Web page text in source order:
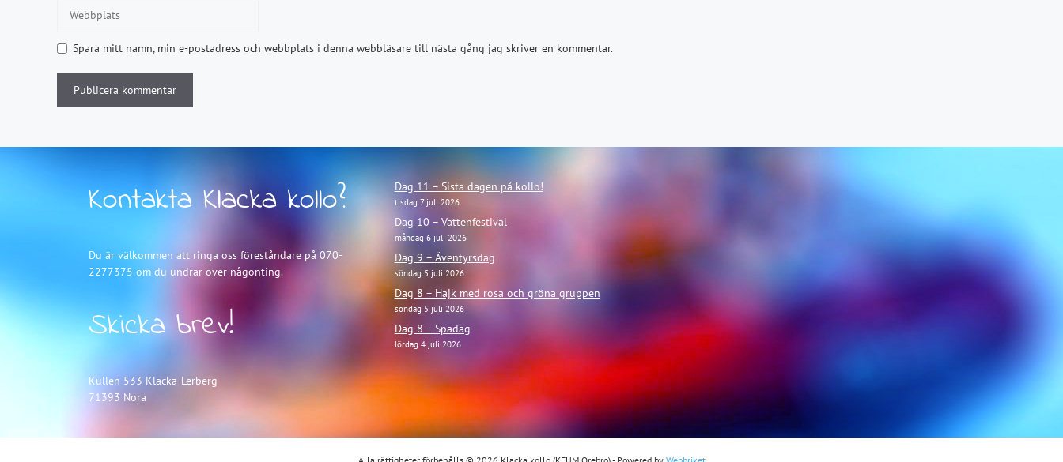
Spara mitt namn, min e-postadress och webbplats i denna webbläsare till nästa gång jag skriver en kommentar.
Kontakta Klacka kollo?
Du är välkommen att ringa oss föreståndare på 070-
2277375 om du undrar över någonting.
Skicka brev!
Kullen 533 Klacka-Lerberg
71393 Nora
Dag 11 – Sista dagen på kollo!
tisdag 7 juli 2026
Dag 10 – Vattenfestival
måndag 6 juli 2026
Dag 9 – Äventyrsdag
söndag 5 juli 2026
Dag 8 – Hajk med rosa och gröna gruppen
söndag 5 juli 2026
Dag 8 – Spadag
lördag 4 juli 2026